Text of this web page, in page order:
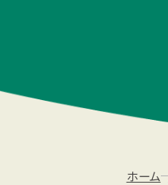
ホーム